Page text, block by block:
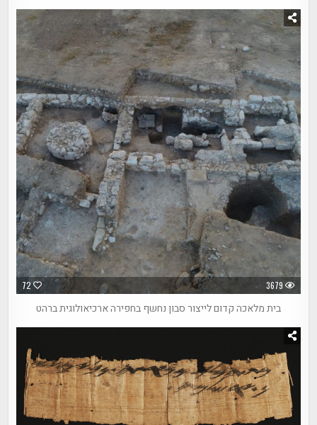
72 3679
בית מלאכה קדום לייצור סבון נחשף בחפירה ארכיאולוגית ברהט